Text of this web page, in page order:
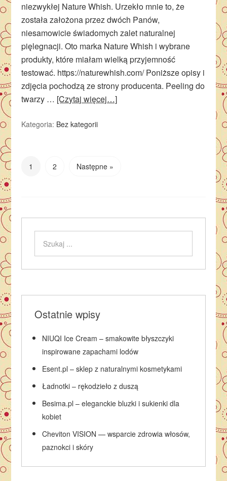
niezwykłej Nature Whish. Urzekło mnie to, że
została założona przez dwóch Panów,
niesamowicie świadomych zalet naturalnej
pięlegnacji. Oto marka Nature Whish i wybrane
produkty, które miałam wielką przyjemność
testować. https://naturewhish.com/ Poniższe opisy i
zdjęcia pochodzą ze strony producenta. Peeling do
twarzy … [Czytaj więcej…]
Kategoria: Bez kategorii
1 2 Następne »
Ostatnie wpisy
NIUQI Ice Cream – smakowite błyszczyki
inspirowane zapachami lodów
Esent.pl – sklep z naturalnymi kosmetykami
Ładnotki – rękodzieło z duszą
Besima.pl – eleganckie bluzki i sukienki dla
kobiet
Cheviton VISION — wsparcie zdrowia włosów,
paznokci i skóry